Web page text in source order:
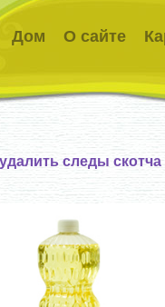
Дом О сайте
следы скотча